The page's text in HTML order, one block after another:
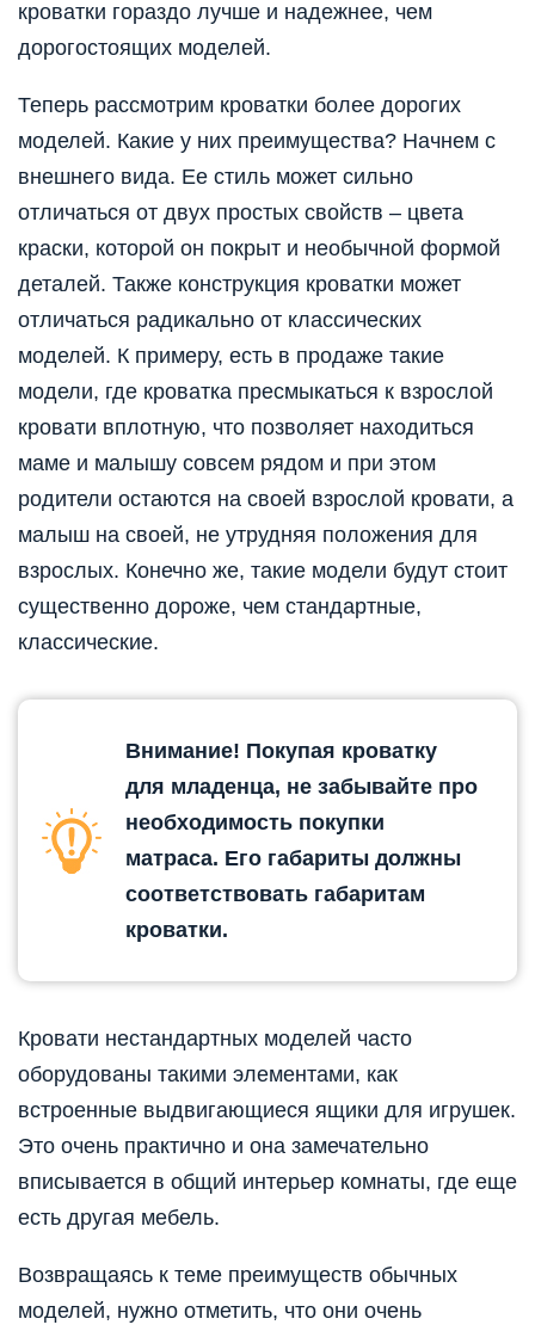
кроватки гораздо лучше и надежнее, чем
дорогостоящих моделей.
Теперь рассмотрим кроватки более дорогих
моделей. Какие у них преимущества? Начнем с
внешнего вида. Ее стиль может сильно
отличаться от двух простых свойств – цвета
краски, которой он покрыт и необычной формой
деталей. Также конструкция кроватки может
отличаться радикально от классических
моделей. К примеру, есть в продаже такие
модели, где кроватка пресмыкаться к взрослой
кровати вплотную, что позволяет находиться
маме и малышу совсем рядом и при этом
родители остаются на своей взрослой кровати, а
малыш на своей, не утрудняя положения для
взрослых. Конечно же, такие модели будут стоит
существенно дороже, чем стандартные,
классические.
Внимание! Покупая кроватку
для младенца, не забывайте про
необходимость покупки
матраса. Его габариты должны
соответствовать габаритам
кроватки.
Кровати нестандартных моделей часто
оборудованы такими элементами, как
встроенные выдвигающиеся ящики для игрушек.
Это очень практично и она замечательно
вписывается в общий интерьер комнаты, где еще
есть другая мебель.
Возвращаясь к теме преимуществ обычных
моделей, нужно отметить, что они очень